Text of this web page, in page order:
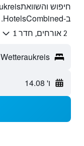
ב-HotelsCombined.
2 אורחים, חדר 1
Wetteraukreis
ו' 14.08